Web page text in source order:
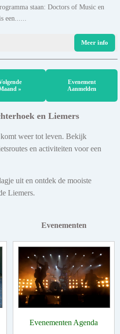
staan: Doctors of Music en
een......
Meer info
»
Evenement
Aanmelden
en Liemers
weer tot leven. Bekijk
en activiteiten voor een
uit en ontdek de mooiste
Liemers.
Evenementen
Evenementen Agenda